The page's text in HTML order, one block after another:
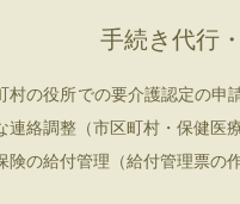
手続き代行
村の役所での要介護認定の申
連絡調整（市区町村・保健医
険の給付管理（給付管理票の